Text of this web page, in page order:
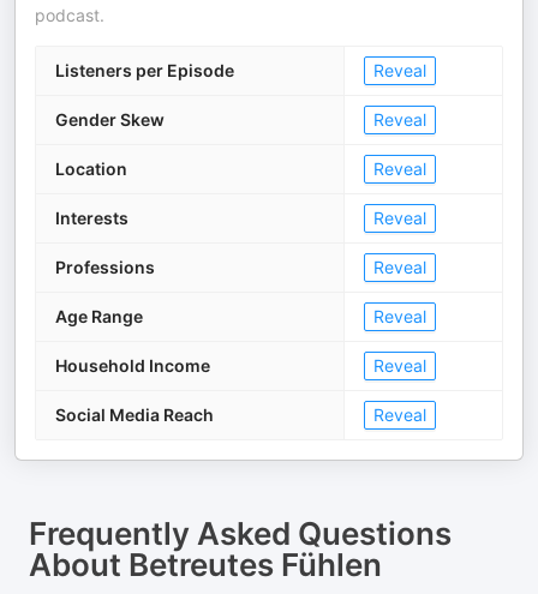
podcast.
Listeners per Episode Reveal
Gender Skew Reveal
Location Reveal
Interests Reveal
Professions Reveal
Age Range Reveal
Household Income Reveal
Social Media Reach Reveal
Frequently Asked Questions
About Betreutes Fühlen